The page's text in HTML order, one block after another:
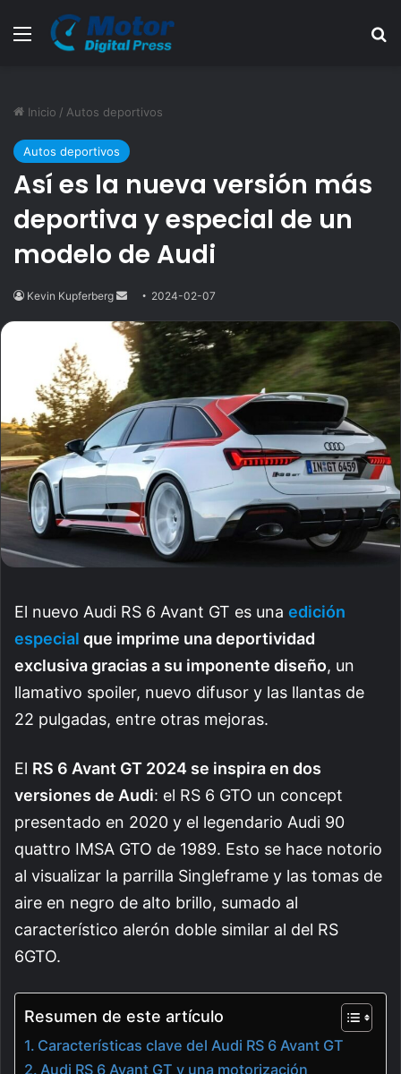
Menú
Inicio / Autos deportivos
Autos deportivos
Así es la nueva versión más
deportiva y especial de un
modelo de Audi
Kevin Kupferberg
Send
email
2024-02-07
El nuevo Audi RS 6 Avant GT es una edición
especial que imprime una deportividad
exclusiva gracias a su imponente diseño, un
llamativo spoiler, nuevo difusor y las llantas de
22 pulgadas, entre otras mejoras.
El RS 6 Avant GT 2024 se inspira en dos
versiones de Audi: el RS 6 GTO un concept
presentado en 2020 y el legendario Audi 90
quattro IMSA GTO de 1989. Esto se hace notorio
al visualizar la parrilla Singleframe y las tomas de
aire en negro de alto brillo, sumado al
característico alerón doble similar al del RS
6GTO.
Resumen de este artículo
Características clave del Audi RS 6 Avant GT
Audi RS 6 Avant GT y una motorización